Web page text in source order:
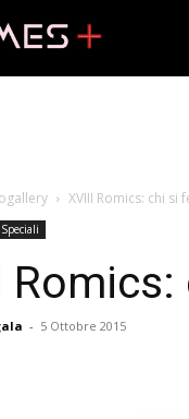
XVIII Romics: chi si
Speciali
Romics:
- 5 Ottobre 2015